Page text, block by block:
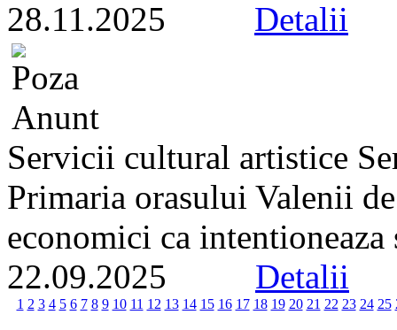
28.11.2025 Detalii
Servicii cultural artistice
Primaria orasului Valenii
economici ca
22.09.2025 Detalii
1 2 3 4 5 6 7 8 9 10 11 12 13 14 15 16 17 18 19 20 21 22 23 24 25